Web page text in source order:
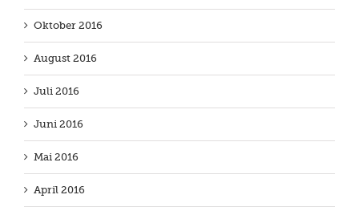
Oktober 2016
August 2016
Juli 2016
Juni 2016
Mai 2016
April 2016